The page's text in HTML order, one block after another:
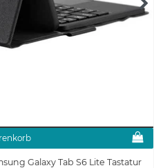
Galaxy Tab S6 Lite Tastatur